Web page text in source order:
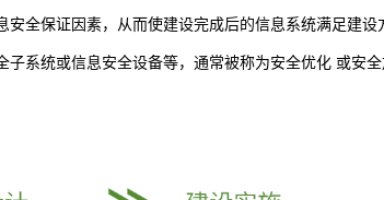
全保证因素，从而使建设完成后的信息系统满足建
系统或信息安全设备等，通常被称为安全优化 或安全